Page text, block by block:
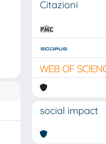
Citazioni
social impact